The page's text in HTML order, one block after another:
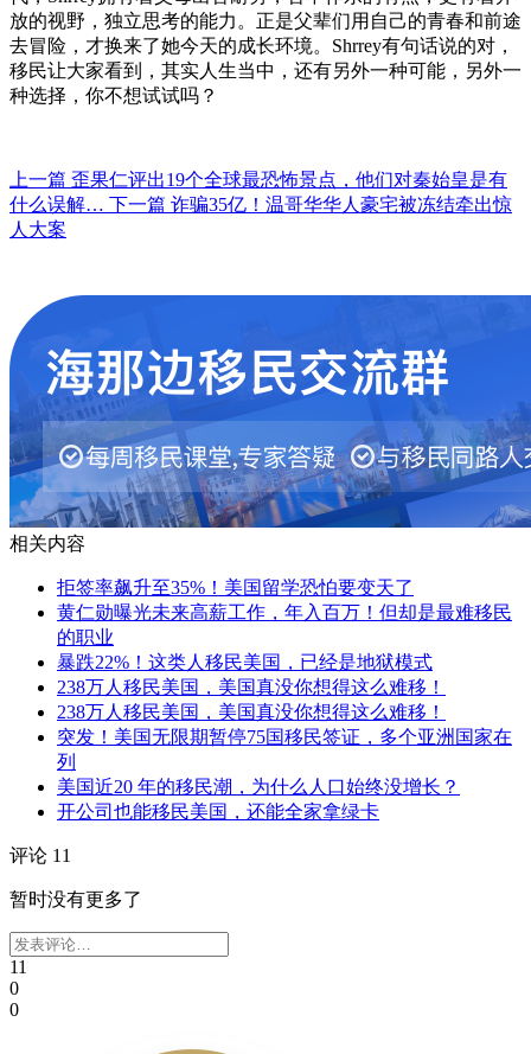
放的视野，独立思考的能力。正是父辈们用自己的青春和前途
去冒险，才换来了她今天的成长环境。Shrrey有句话说的对，
移民让大家看到，其实人生当中，还有另外一种可能，另外一
种选择，你不想试试吗？
上一篇 歪果仁评出19个全球最恐怖景点，他们对秦始皇是有
什么误解… 下一篇 诈骗35亿！温哥华华人豪宅被冻结牵出惊
人大案
相关内容
拒签率飙升至35%！美国留学恐怕要变天了
黄仁勋曝光未来高薪工作，年入百万！但却是最难移民
的职业
暴跌22%！这类人移民美国，已经是地狱模式
238万人移民美国，美国真没你想得这么难移！
238万人移民美国，美国真没你想得这么难移！
突发！美国无限期暂停75国移民签证，多个亚洲国家在
列
美国近20 年的移民潮，为什么人口始终没增长？
开公司也能移民美国，还能全家拿绿卡
评论 11
暂时没有更多了
11
0
0